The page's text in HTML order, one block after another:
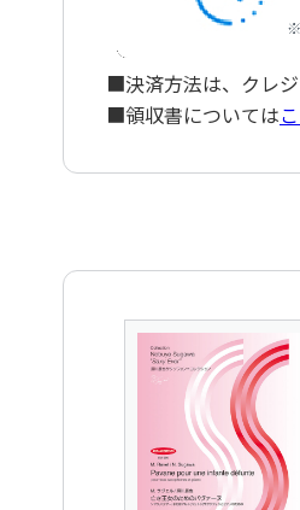
■決済方法は、クレ
■領収書については